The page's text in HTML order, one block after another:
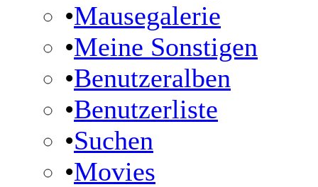
•Mausegalerie
•Meine Sonstigen
•Benutzeralben
•Benutzerliste
•Suchen
•Movies